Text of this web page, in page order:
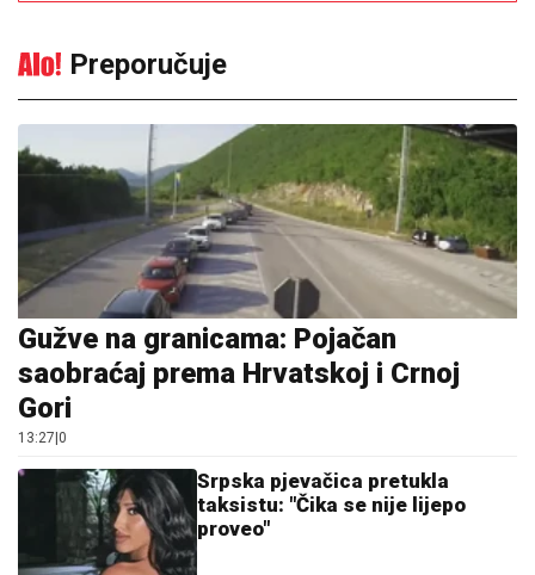
Preporučuje
Gužve na granicama: Pojačan
saobraćaj prema Hrvatskoj i Crnoj
Gori
13:27 0
Srpska pjevačica pretukla
taksistu: "Čika se nije lijepo
proveo"